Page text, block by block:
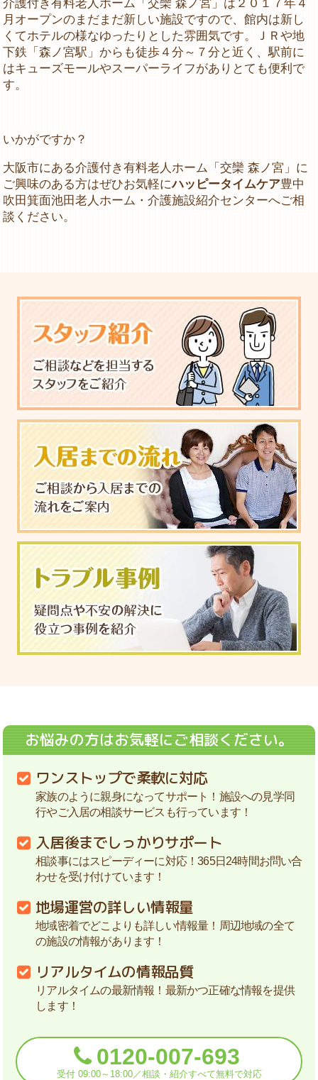
介護付き有料老人ホーム「交欒 森ノ宮」は２０１７年４
月オープンのまだまだ新しい施設ですので、館内は新し
くてホテルの様なゆったりとした雰囲気です。ＪＲや地
下鉄「森ノ宮駅」からも徒歩４分～７分と近く、駅前に
はキューズモールやスーパーライフがありとても便利で
す。
いかがですか？
大阪市にある介護付き有料老人ホーム「交欒 森ノ宮」に
ご興味のある方はぜひお気軽にハッピータイムケア豊中
吹田箕面池田老人ホーム・介護施設紹介センターへご相
談ください。
お悩みの方はお気軽にご相談ください。
ワンストップで柔軟に対応
家族のように親身になってサポート！施設への見学同
行やご入居の相談サービスも行っています！
入居後までしっかりサポート
相談事にはスピーディーに対応！365日24時間お問い合
わせを受け付けています！
地場運営の詳しい情報量
地域密着でどこよりも詳しい情報量！周辺地域の全て
の施設の情報があります！
リアルタイムの情報品質
リアルタイムの最新情報！最新かつ正確な情報を提供
します！
0120-007-693
受付 09:00～18:00／相談・紹介すべて無料で対応